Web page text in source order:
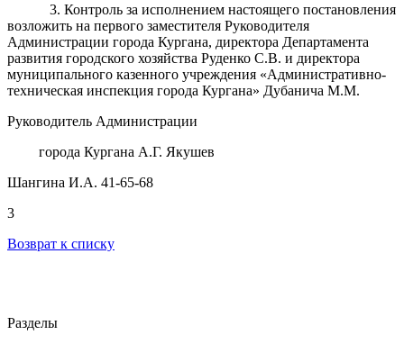
3. Контроль за исполнением настоящего постановления
возложить на первого заместителя Руководителя
Администрации города Кургана, директора Департамента
развития городского хозяйства Руденко С.В. и директора
муниципального казенного учреждения «Административно-
техническая инспекция города Кургана» Дубанича М.М.
Руководитель Администрации
города Кургана А.Г. Якушев
Шангина И.А. 41-65-68
3
Возврат к списку
Разделы